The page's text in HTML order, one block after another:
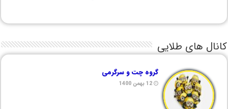
کانال های طلایی
گروه چت و سرگرمی
12 بهمن 1400